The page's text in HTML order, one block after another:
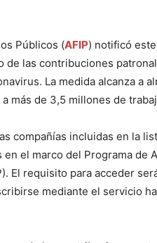
Públicos (AFIP) notificó
las contribuciones
La medida alcanza a
más de 3,5 millones de
compañías incluidas en la
el marco del Programa de
El requisito para acceder
mediante el servicio